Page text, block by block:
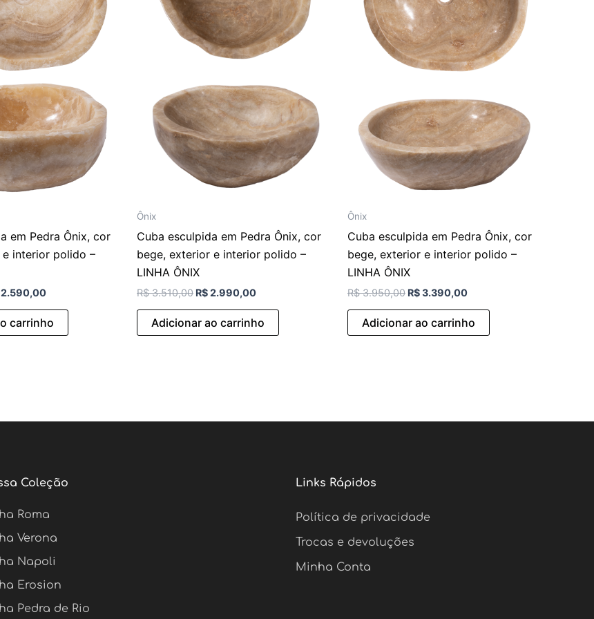
em Pedra Ônix, cor
interior polido –
2.590,00
carrinho
Ônix
Cuba esculpida em Pedra Ônix, cor
bege, exterior e interior polido –
LINHA ÔNIX
R$3.510,00 R$2.990,00
Adicionar ao carrinho
Ônix
Cuba esculpida em Pedra Ônix, cor
bege, exterior e interior polido –
LINHA ÔNIX
R$3.950,00 R$3.390,00
Adicionar ao carrinho
Coleção
Roma
Verona
Napoli
Erosion
Pedra de Rio
Links Rápidos
Política de privacidade
Trocas e devoluções
Minha Conta